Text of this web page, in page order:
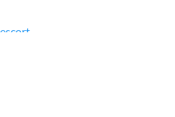
escort